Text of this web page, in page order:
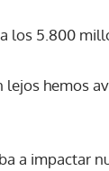
los 5.800
hemos
a impactar